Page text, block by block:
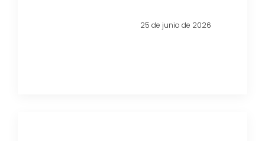
25 de junio de 2026